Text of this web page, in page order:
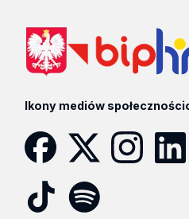
Ikony mediów